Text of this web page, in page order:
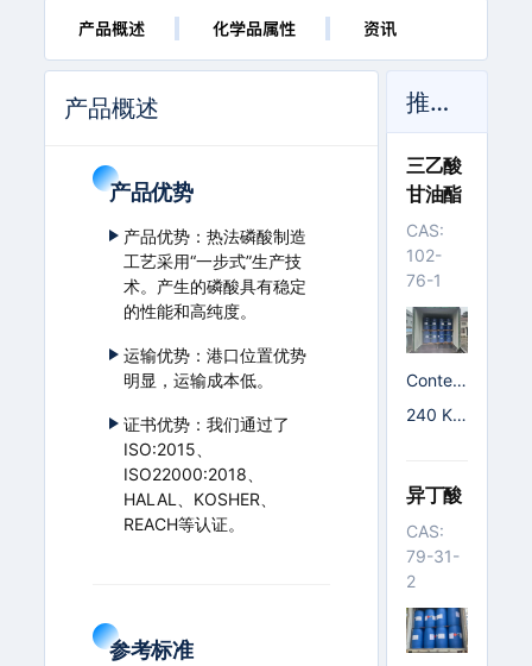
c
产品概述 化学品属性 资讯
产品概述
产品优势
产品优势：热法磷酸制造
工艺采用“一步式”生产技
术。产生的磷酸具有稳定
的性能和高纯度。
运输优势：港口位置优势
明显，运输成本低。
证书优势：我们通过了
ISO:2015、
ISO22000:2018、
HALAL、KOSHER、
REACH等认证。
参考标准
推荐产品
三乙酸
甘油酯
CAS:
102-
76-1
Conten
t≥99.
240 K
G/IBC
00 KG/I
SO罐; 2
2000 K
G/液袋;
0 KG/IB
异丁酸
CAS:
79-31-
2